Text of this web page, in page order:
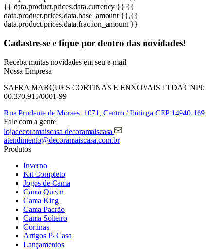
{{ data.product.prices.data.currency }} {{
data.product.prices.data.base_amount }},{{
data.product.prices.data.fraction_amount }}
Cadastre-se e fique por dentro das novidades!
Receba muitas novidades em seu e-mail.
Nossa Empresa
SAFRA MARQUES CORTINAS E ENXOVAIS LTDA CNPJ:
00.370.915/0001-99
Rua Prudente de Moraes, 1071, Centro / Ibitinga CEP 14940-169
Fale com a gente
lojadecoramaiscasa decoramaiscasa
atendimento@decoramaiscasa.com.br
Produtos
Inverno
Kit Completo
Jogos de Cama
Cama Queen
Cama King
Cama Padrão
Cama Solteiro
Cortinas
Artigos P/ Casa
Lançamentos